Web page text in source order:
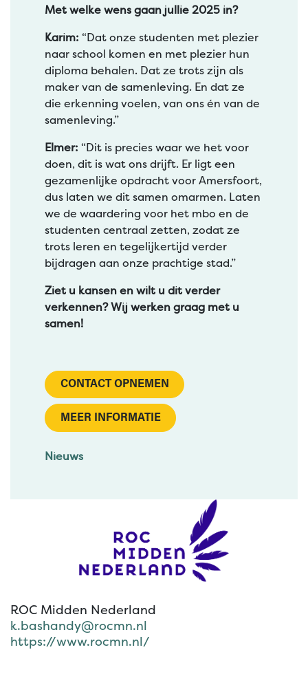
Met welke wens gaan jullie 2025 in?
Karim: “Dat onze studenten met plezier
naar school komen en met plezier hun
diploma behalen. Dat ze trots zijn als
maker van de samenleving. En dat ze
die erkenning voelen, van ons én van de
samenleving.”
Elmer: “Dit is precies waar we het voor
doen, dit is wat ons drijft. Er ligt een
gezamenlijke opdracht voor Amersfoort,
dus laten we dit samen omarmen. Laten
we de waardering voor het mbo en de
studenten centraal zetten, zodat ze
trots leren en tegelijkertijd verder
bijdragen aan onze prachtige stad.”
Ziet u kansen en wilt u dit verder
verkennen? Wij werken graag met u
samen!
CONTACT OPNEMEN
MEER INFORMATIE
Nieuws
ROC Midden Nederland
k.bashandy@rocmn.nl
https://www.rocmn.nl/